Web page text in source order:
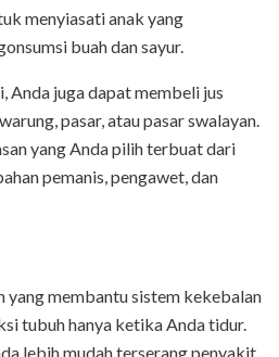
menyiasati anak yang
buah dan sayur.
Anda juga dapat membeli jus
pasar, atau pasar swalayan.
yang Anda pilih terbuat dari
pemanis, pengawet, dan
membantu sistem kekebalan
tubuh hanya ketika Anda tidur.
lebih mudah terserang penyakit,